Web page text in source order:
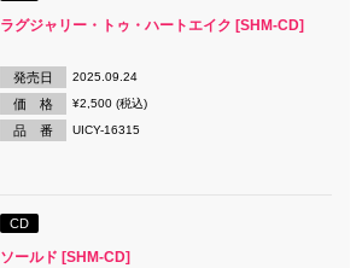
ラグジャリー・トゥ・ハートエイク [SHM-CD]
発売日 2025.09.24
価 格 ¥2,500 (税込)
品 番 UICY-16315
CD
ソールド [SHM-CD]